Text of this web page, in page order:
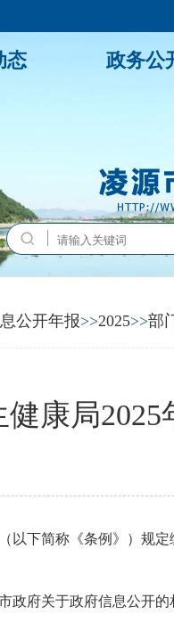
态 政务公
公开年报>>2025>>部
康局
下简称《条例》）规定
政府关于政府信息公开